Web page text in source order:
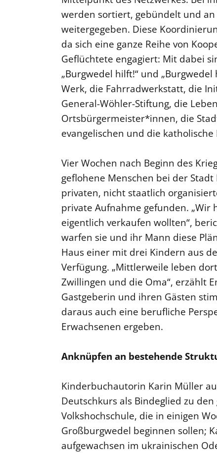
werden sortiert, gebündelt und an
weitergegeben. Diese
da sich eine ganze Reihe von
Geflüchtete engagiert: Mit dabei
„Burgwedel hilft!“ und
Werk, die Fahrradwerkstatt, die
General-Wöhler-Stiftung, die
Ortsbürgermeister*innen, die
evangelischen und die
Vier Wochen nach Beginn des
geflohene Menschen bei der
privaten, nicht staatlich
private Aufnahme gefunden.
eigentlich verkaufen wollten“,
warfen sie und ihr Mann diese
Haus einer mit drei Kindern aus
Verfügung. „Mittlerweile leben
Zwillingen und die Oma“, erzählt
Gastgeberin und ihren Gästen
daraus auch eine berufliche
Erwachsenen ergeben.
Anknüpfen an bestehende
Kinderbuchautorin Karin Müller
Deutschkurs als Bindeglied zu
Volkshochschule, die in einigen
Großburgwedel beginnen sollen;
aufgewachsen im ukrainischen